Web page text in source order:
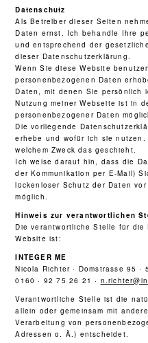
Datenschutz
Als Betreiber dieser Seiten
Daten ernst. Ich behandle Ihre
und entsprechend der
dieser Datenschutzerklärung.
Wenn Sie diese Website
personenbezogenen Daten
Daten, mit denen Sie persönlich
Nutzung meiner Webseite ist in
personenbezogener Daten
Die vorliegende
erhebe und wofür ich sie
welchem Zweck das geschieht.
Ich weise darauf hin, dass die
der Kommunikation per E-Mail)
lückenloser Schutz der Daten
möglich.
Hinweis zur verantwortlichen
Die verantwortliche Stelle für
Website ist:
INTEGER ME
Nicola Richter · Domstrasse 95 ·
0160 · 92 75 26 21 ·
Verantwortliche Stelle ist die
allein oder gemeinsam mit
Verarbeitung von
Adressen o. Ä.) entscheidet.